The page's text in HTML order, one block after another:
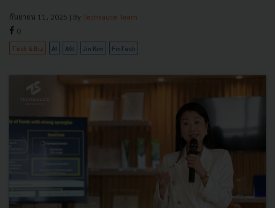
กันยายน 11, 2025 | By Techsauce Team
0
Tech & Biz AI AGI Jin Kim FinTech